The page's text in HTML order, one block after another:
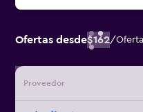
Ofertas desde$162/
Proveedor